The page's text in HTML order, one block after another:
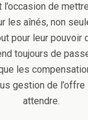
l’occasion de
les aînés, non
pour leur pouvoir
toujours de
les
gestion de
attendre.